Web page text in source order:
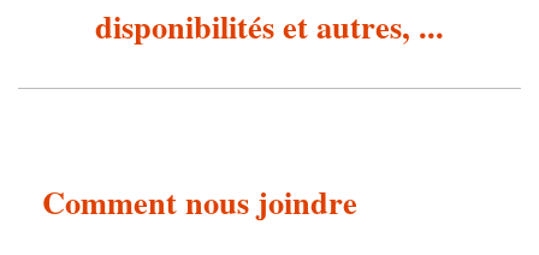
disponibilités et autres, ...
Comment nous joindre